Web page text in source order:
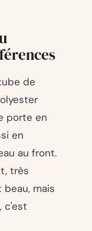
de
porte en
en
au front.
très
mais
c'est